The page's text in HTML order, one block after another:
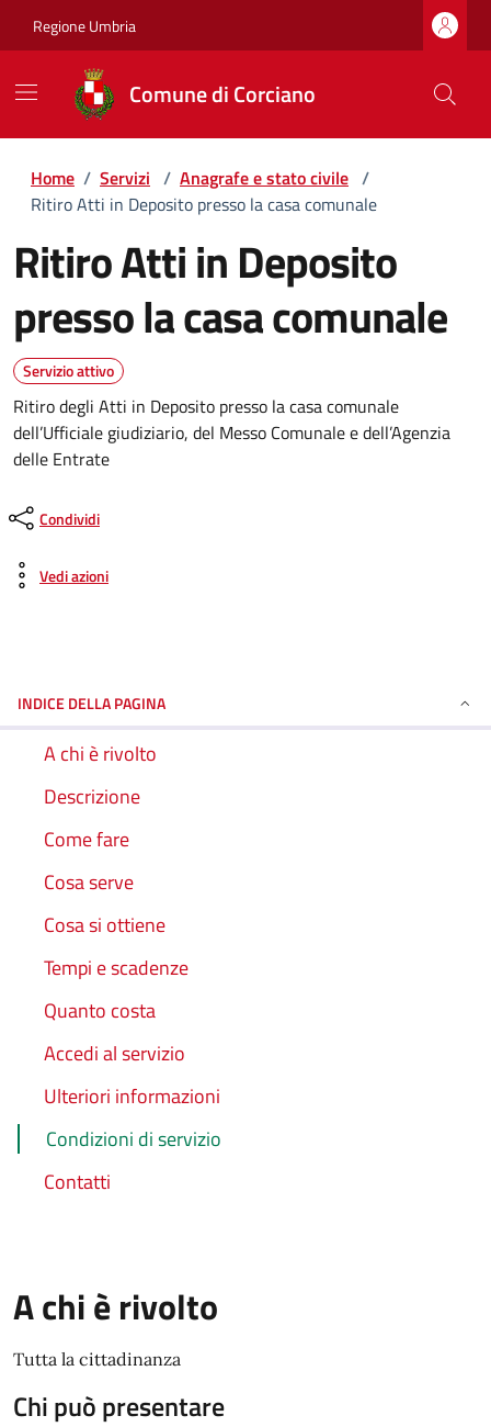
Regione Umbria
Comune di Corciano
Home / Servizi / Anagrafe e stato civile /
Ritiro Atti in Deposito presso la casa comunale
Ritiro Atti in Deposito
presso la casa comunale
Servizio attivo
Ritiro degli Atti in Deposito presso la casa comunale
dell’Ufficiale giudiziario, del Messo Comunale e dell’Agenzia
delle Entrate
Condividi
Vedi azioni
INDICE DELLA PAGINA
A chi è rivolto
Descrizione
Come fare
Cosa serve
Cosa si ottiene
Tempi e scadenze
Quanto costa
Accedi al servizio
Ulteriori informazioni
Condizioni di servizio
Contatti
A chi è rivolto
Tutta la cittadinanza
Chi può presentare